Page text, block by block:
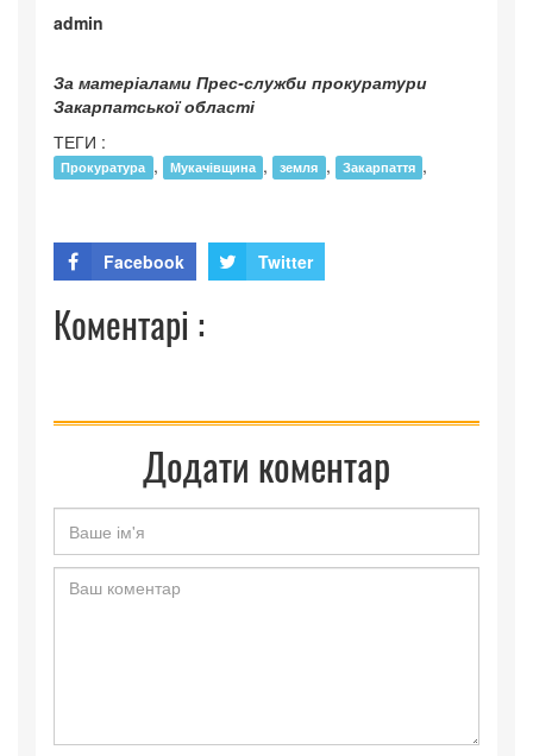
admin
За матеріалами Прес-служби прокуратури
Закарпатської області
ТЕГИ :
Прокуратура , Мукачівщина , земля , Закарпаття ,
Facebook Twitter
Коментарі :
Додати коментар